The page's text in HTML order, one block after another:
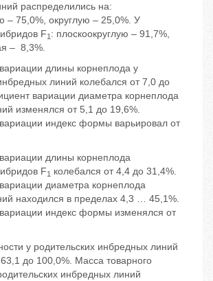
распределились на:
– 75,0%, округлую – 25,0%. У
F1 : плоскоокруглую – 91,7%,
– 8,3%.
длины корнеплода у
линий колебался от 7,0 до
вариации диаметра корнеплода
изменялся от 5,1 до 19,6%.
индекс формы варьировал от
длины корнеплода
F1 колебался от 4,4 до 31,4%.
диаметра корнеплода
находился в пределах 4,3 … 45,1%.
индекс формы изменялся от
у родительских инбредных линий
до 100,0%. Масса товарного
инбредных линий